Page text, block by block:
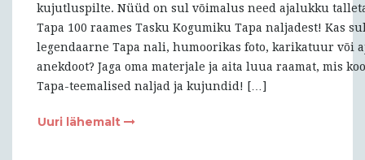
kujutluspilte. Nüüd on sul võimalus need ajalukku
Tapa 100 raames Tasku Kogumiku Tapa naljadest! Kas
legendaarne Tapa nali, humoorikas foto, karikatuur või
anekdoot? Jaga oma materjale ja aita luua raamat, mis
Tapa-teemalised naljad ja kujundid! […]
Uuri lähemalt